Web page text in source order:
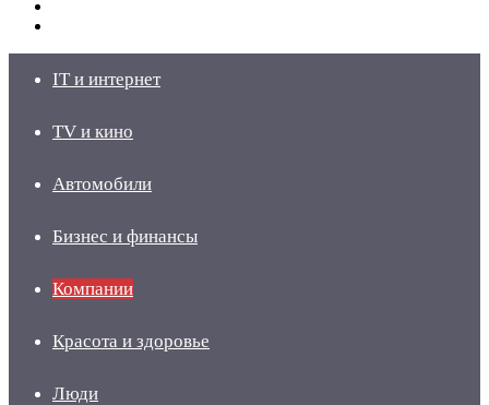
IT и интернет
TV и кино
Автомобили
Бизнес и финансы
Компании
Красота и здоровье
Люди